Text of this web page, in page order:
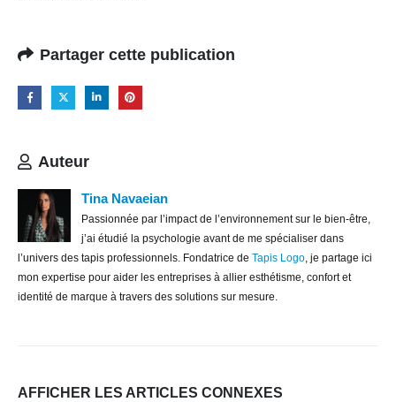
Partager cette publication
Auteur
Tina Navaeian
Passionnée par l’impact de l’environnement sur le bien-être,
j’ai étudié la psychologie avant de me spécialiser dans
l’univers des tapis professionnels. Fondatrice de Tapis Logo , je partage ici
mon expertise pour aider les entreprises à allier esthétisme, confort et
identité de marque à travers des solutions sur mesure.
AFFICHER LES ARTICLES CONNEXES